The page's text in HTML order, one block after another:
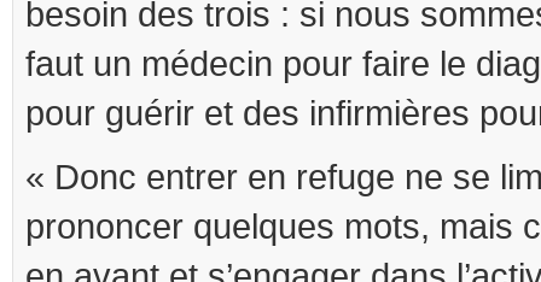
besoin des trois : si nous
faut un médecin pour faire le
pour guérir et des infirmières
« Donc entrer en refuge ne se
prononcer quelques mots, mais